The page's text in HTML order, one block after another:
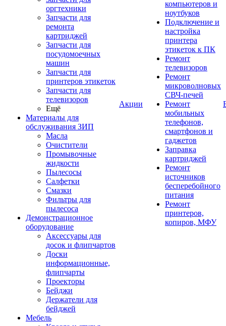
оргтехники
Запчасти для
ремонта
картриджей
Запчасти для
посудомоечных
машин
Запчасти для
принтеров этикеток
Запчасти для
телевизоров
Ещё
Материалы для
обслуживания ЗИП
Масла
Очистители
Промывочные
жидкости
Пылесосы
Салфетки
Смазки
Фильтры для
пылесоса
Демонстрационное
оборудование
Аксессуары для
досок и флипчартов
Доски
информационные,
флипчарты
Проекторы
Бейджи
Держатели для
бейджей
Мебель
Акции
компьютеров и
ноутбуков
Подключение и
настройка
принтера
этикеток к ПК
Ремонт
телевизоров
Ремонт
микроволновых
СВЧ-печей
Ремонт
мобильных
телефонов,
смартфонов и
гаджетов
Заправка
картриджей
Ремонт
источников
бесперебойного
питания
Ремонт
принтеров,
копиров, МФУ